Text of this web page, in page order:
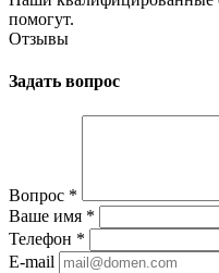
помогут.
Отзывы
Задать вопрос
Вопрос *
Ваше имя *
Телефон *
E-mail